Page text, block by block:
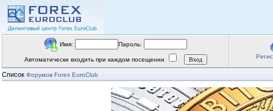
Имя: Пароль:
Автоматически входить при каждом посещении
Список Форумов Forex EuroClub